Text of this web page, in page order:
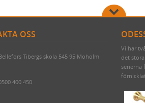
OSS
Tibergs skola 545 95 Moholm
400 450
Vi har
det
serierna